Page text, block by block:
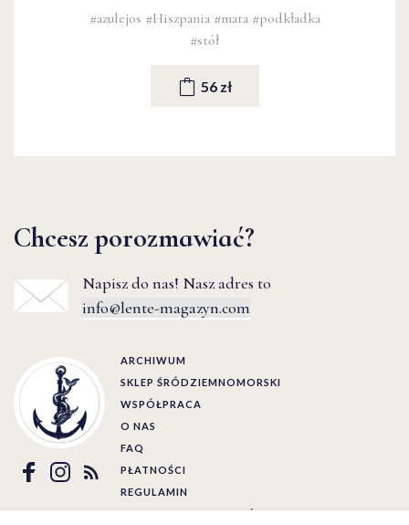
#azulejos #Hiszpania #mata #podkładka
#stół
56 zł
Chcesz porozmawiać?
Napisz do nas! Nasz adres to
info@lente-magazyn.com
ARCHIWUM
SKLEP ŚRÓDZIEMNOMORSKI
WSPÓŁPRACA
O NAS
FAQ
PŁATNOŚCI
REGULAMIN
POLITYKA PRYWATNOŚCI